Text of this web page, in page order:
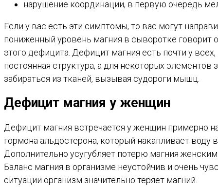
нарушение координации, в первую очередь
Если у вас есть эти симптомы, то вас могут
пониженный уровень магния в сыворотке говорит
этого дефицита. Дефицит магния есть почти у
постоянная структура, а для некоторых
забираться из тканей, вызывая судороги мышц.
Дефицит магния у женщин
Дефицит магния встречается у женщин примерно
гормона альдостерона, который накапливает воду
Дополнительно усугубляет потерю магния
Баланс магния в организме неустойчив и очень
ситуации организм значительно теряет магний.